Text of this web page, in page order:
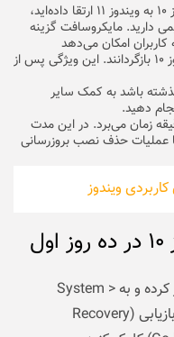
اگر در ۱۰ روز گذشته کامپیوتر خود را از ویندوز ۱۰ به ویندوز ۱۱ ارتقا داده‌اید،
دارید. مایکروسافت گزینه
است که به کاربران امکان می‌دهد
دستگاه‌های به‌روزرسانی شده اخیر را به ویندوز ۱۰ بازگردانند. این ویژگی پس از
از ده روز از آپدیت ویندوز ۱۰ به ۱۱ گذشته باشد به کمک سایر
تبدیل ویندوز ۱۱ به ۱۰ بین ۳۰ تا ۶۰ دقیقه زمان می‌برد. در این مدت
عملیات حذف نصب بروزرسانی
ویندوز
دانگرید ویندوز ۱۱ به ویندوز ۱۰ در ده روز اول
برنامه Settings را در ویندوز 11 خود باز کرده و به System >
Recovery بروید. در قسمت گزینه‌های بازیابی (Recovery